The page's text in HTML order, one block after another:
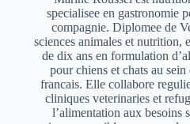
specialisee en gastronomie
compagnie. Diplomee de
sciences animales et nutrition,
de dix ans en formulation
pour chiens et chats au
francais. Elle collabore
cliniques veterinaries et
l’alimentation aux besoins